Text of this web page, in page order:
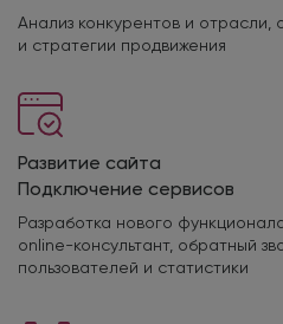
Анализ конкурентов и
и стратегии продвижения
Развитие сайта
Подключение сервисов
Разработка нового
online-консультант, обратный
пользователей и статистики